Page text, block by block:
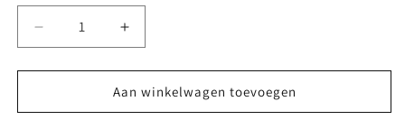
Aantal
verlagen
voor
Colormatic
2K
Aantal
verhogen
voor
Colormatic
2K
Aan winkelwagen toevoegen